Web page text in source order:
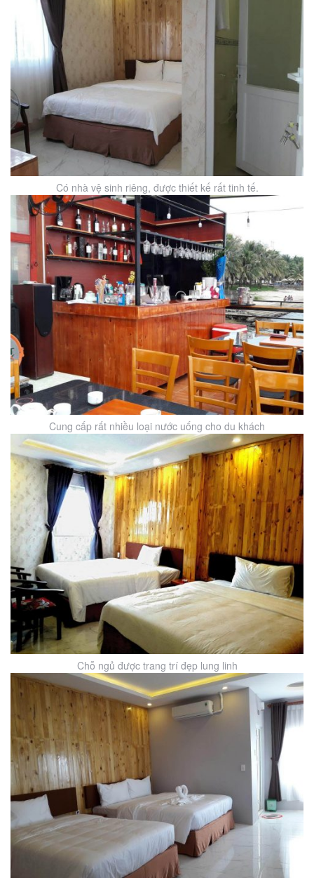
Có nhà vệ sinh riêng, được thiết kế rất tinh tế.
Cung cấp rất nhiều loại nước uống cho du khách
Chỗ ngủ được trang trí đẹp lung linh